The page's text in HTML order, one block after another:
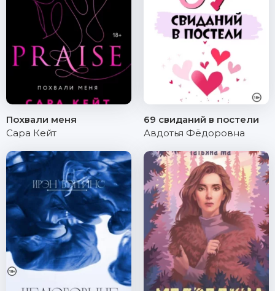
Похвали меня
Сара Кейт
69 свиданий в постели
Авдотья Фёдоровна